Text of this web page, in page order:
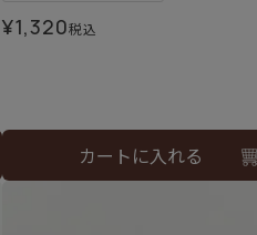
¥1,320税込
カートに入れる